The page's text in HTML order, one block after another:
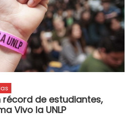
de estudiantes,
Vivo la UNLP